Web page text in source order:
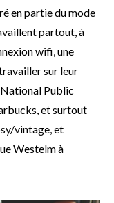
en partie du mode
partout, à
wifi, une
sur leur
National Public
et surtout
vintage, et
Westelm à